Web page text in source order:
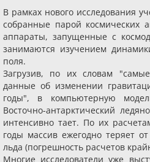
В рамках нового исследования
собранные парой космических
аппараты, запущенные с
занимаются изучением
поля.
Загрузив, по их словам
данные об изменении
годы", в компьютерную
Восточно-антарктический
интенсивно тает. По их
годы массив ежегодно теряет
льда (погрешность расчетов
Многие исследователи уже